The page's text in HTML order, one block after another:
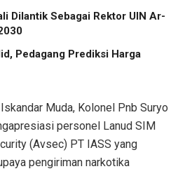
Dilantik Sebagai Rektor UIN Ar-
Pedagang Prediksi Harga
Muda, Kolonel Pnb Suryo
personel Lanud SIM
(Avsec) PT IASS yang
pengiriman narkotika